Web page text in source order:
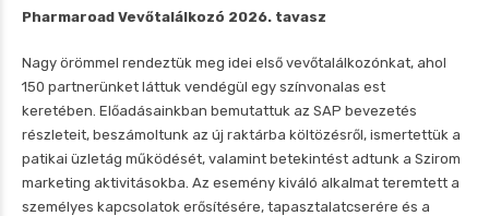
Pharmaroad Vevőtalálkozó 2026. tavasz
Nagy örömmel rendeztük meg idei első vevőtalálkozónkat, ahol
150 partnerünket láttuk vendégül egy színvonalas est
keretében. Előadásainkban bemutattuk az SAP bevezetés
részleteit, beszámoltunk az új raktárba költözésről, ismertettük a
patikai üzletág működését, valamint betekintést adtunk a Szirom
marketing aktivitásokba. Az esemény kiváló alkalmat teremtett a
személyes kapcsolatok erősítésére, tapasztalatcserére és a